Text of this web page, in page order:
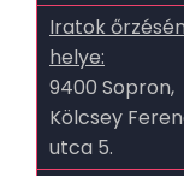
Iratok
helye:
9400 Sopron,
Kölcsey
utca 5.